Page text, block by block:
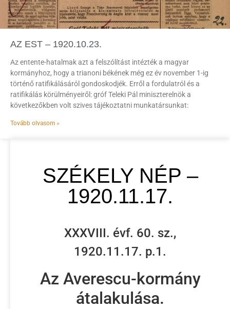
AZ EST – 1920.10.23.
Az entente-hatalmak azt a felszólítást intézték a magyar
kormányhoz, hogy a trianoni békének még ez év november 1-ig
történő ratifikálásáról gondoskodjék. Erről a fordulatról és a
ratifikálás körülményeiről: gróf Teleki Pál miniszterelnök a
következőkben volt szives tájékoztatni munkatársunkat:
Tovább olvasom »
SZÉKELY NÉP –
1920.11.17.
XXXVIII. évf. 60. sz.,
1920.11.17. p.1.
Az Averescu-kormány
átalakulása.